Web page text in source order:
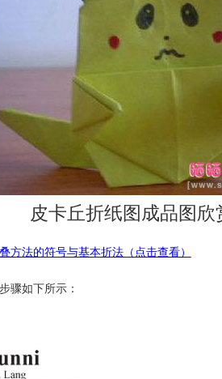
皮卡丘折纸图成品图欣
方法的符号与基本折法（点击查看）
骤如下所示：